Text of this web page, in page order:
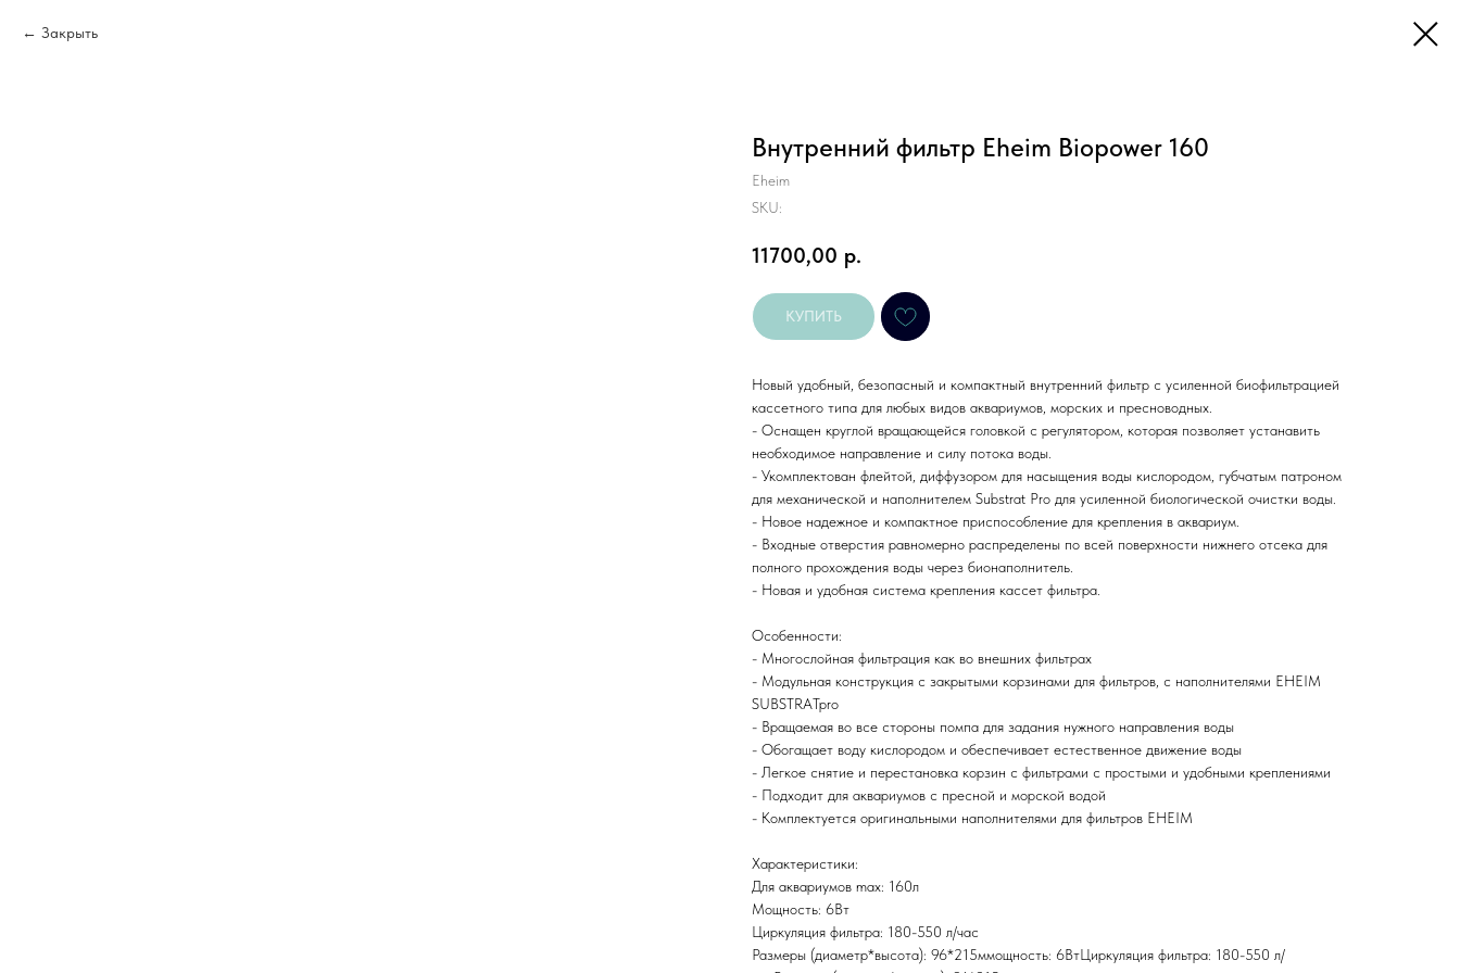
Закрыть
Внутренний фильтр Eheim Biopower 160
Eheim
SKU:
11700,00 р.
КУПИТЬ
Новый удобный, безопасный и компактный внутренний фильтр с усиленной биофильтрацией
кассетного типа для любых видов аквариумов, морских и пресноводных.
- Оснащен круглой вращающейся головкой с регулятором, которая позволяет устанавить
необходимое направление и силу потока воды.
- Укомплектован флейтой, диффузором для насыщения воды кислородом, губчатым патроном
для механической и наполнителем Substrat Pro для усиленной биологической очистки воды.
- Новое надежное и компактное приспособление для крепления в аквариум.
- Входные отверстия равномерно распределены по всей поверхности нижнего отсека для
полного прохождения воды через бионаполнитель.
- Новая и удобная система крепления кассет фильтра.
Особенности:
- Многослойная фильтрация как во внешних фильтрах
- Модульная конструкция с закрытыми корзинами для фильтров, с наполнителями EHEIM
SUBSTRATpro
- Вращаемая во все стороны помпа для задания нужного направления воды
- Обогащает воду кислородом и обеспечивает естественное движение воды
- Легкое снятие и перестановка корзин с фильтрами с простыми и удобными креплениями
- Подходит для аквариумов с пресной и морской водой
- Комплектуется оригинальными наполнителями для фильтров EHEIM
Характеристики:
Для аквариумов max: 160л
Мощность: 6Вт
Циркуляция фильтра: 180-550 л/час
Размеры (диаметр*высота): 96*215ммощность: 6ВтЦиркуляция фильтра: 180-550 л/